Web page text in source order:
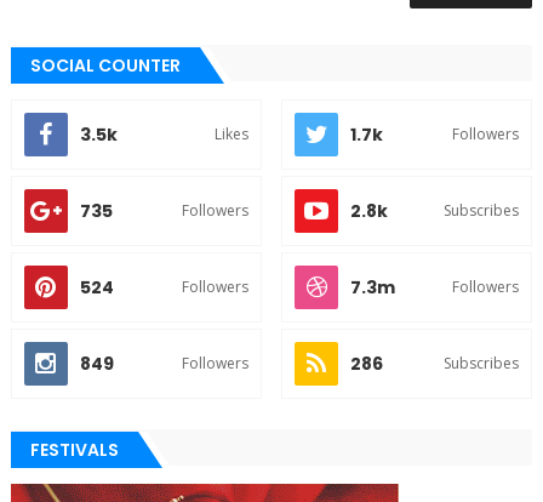
SOCIAL COUNTER
3.5k Likes 1.7k Followers
735 Followers 2.8k Subscribes
524 Followers 7.3m Followers
849 Followers 286 Subscribes
FESTIVALS